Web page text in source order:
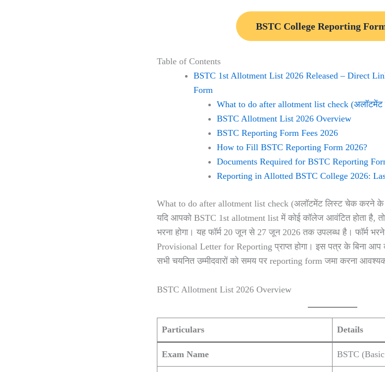
BSTC College Reporting
Table of Contents
BSTC 1st Allotment List 2026 Released – Direct
Form
What to do after allotment list check
BSTC Allotment List 2026 Overview
BSTC Reporting Form Fees 2026
How to Fill BSTC Reporting Form 2026?
Documents Required for BSTC Reporting
Reporting in Allotted BSTC College 2026:
What to do after allotment list check (अलॉटमेंट लिस्ट चेक करने के
यदि आपको BSTC 1st allotment list में कोई कॉलेज आवंटित होता है,
भरना होगा। यह फॉर्म 20 जून से 27 जून 2026 तक उपलब्ध है। फॉर्म
Provisional Letter for Reporting प्राप्त होगा। इस पत्र के बिना
सभी चयनित उम्मीदवारों को समय पर reporting form जमा करना
BSTC Allotment List 2026 Overview
Particulars Details
Exam Name BSTC